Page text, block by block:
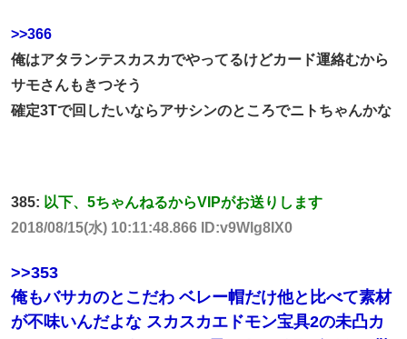
>>366
俺はアタランテスカスカでやってるけどカード運絡むから
サモさんもきつそう
確定3Tで回したいならアサシンのところでニトちゃんかな
385: 以下、5ちゃんねるからVIPがお送りします
2018/08/15(水) 10:11:48.866 ID:v9Wlg8IX0
>>353
俺もバサカのとこだわ ベレー帽だけ他と比べて素材
が不味いんだよな スカスカエドモン宝具2の未凸カ